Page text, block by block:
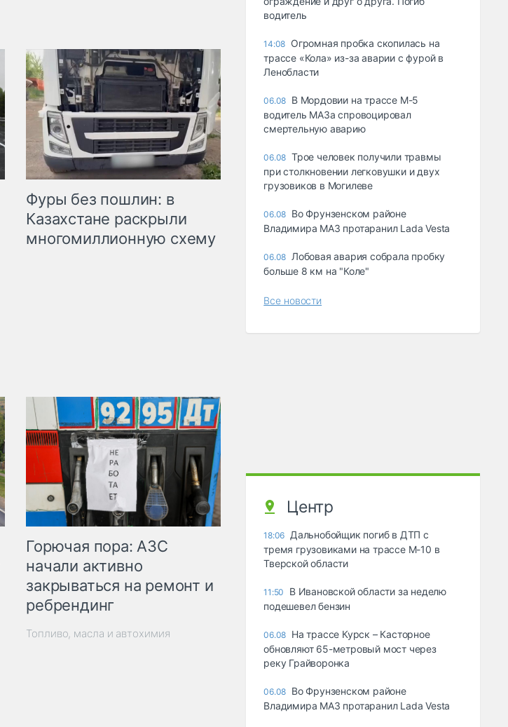
Фуры без пошлин: в
Казахстане раскрыли
многомиллионную схему
Горючая пора: АЗС
начали активно
закрываться на ремонт и
ребрендинг
Топливо, масла и автохимия
водитель
14:08 Огромная пробка скопилась на
трассе «Кола» из-за аварии с фурой в
Ленобласти
06.08 В Мордовии на трассе М-5
водитель МАЗа спровоцировал
смертельную аварию
06.08 Трое человек получили травмы
при столкновении легковушки и двух
грузовиков в Могилеве
06.08 Во Фрунзенском районе
Владимира МАЗ протаранил Lada Vesta
06.08 Лобовая авария собрала пробку
больше 8 км на "Коле"
Все новости
Центр
18:06 Дальнобойщик погиб в ДТП с
тремя грузовиками на трассе М-10 в
Тверской области
11:50
В Ивановской области за неделю
подешевел бензин
06.08 На трассе Курск – Касторное
обновляют 65-метровый мост через
реку Грайворонка
06.08 Во Фрунзенском районе
Владимира МАЗ протаранил Lada Vesta